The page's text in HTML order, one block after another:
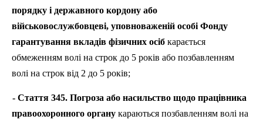
порядку і державного кордону або
військовослужбовцеві, уповноваженій особі Фонду
гарантування вкладів фізичних осіб карається
обмеженням волі на строк до 5 років або позбавленням
волі на строк від 2 до 5 років;
- Стаття 345. Погроза або насильство щодо працівника
правоохоронного органу караються позбавленням волі на